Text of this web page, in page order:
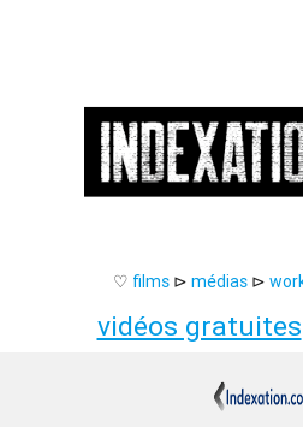
♡ films ⊳ médias ⊳
vidéos gratuites